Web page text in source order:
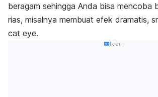
beragam sehingga Anda bisa mencoba
rias, misalnya membuat efek dramatis,
cat eye.
Iklan